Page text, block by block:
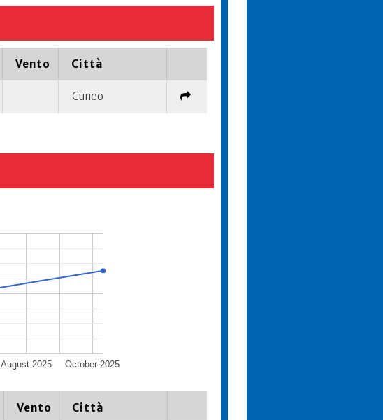
Vento Città
Cuneo
August 2025 October 2025
Vento Città